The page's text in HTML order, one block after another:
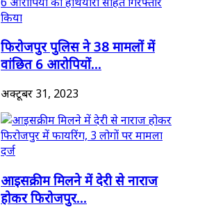
फिरोजपुर पुलिस ने 38 मामलों में
वांछित 6 आरोपियों...
अक्टूबर 31, 2023
आइसक्रीम मिलने में देरी से नाराज
होकर फिरोजपुर...